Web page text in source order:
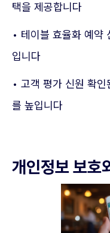
택을 제공합니다
• 테이블 효율화 예약
입니다
• 고객 평가 신원 확
를 높입니다
개인정보 보호